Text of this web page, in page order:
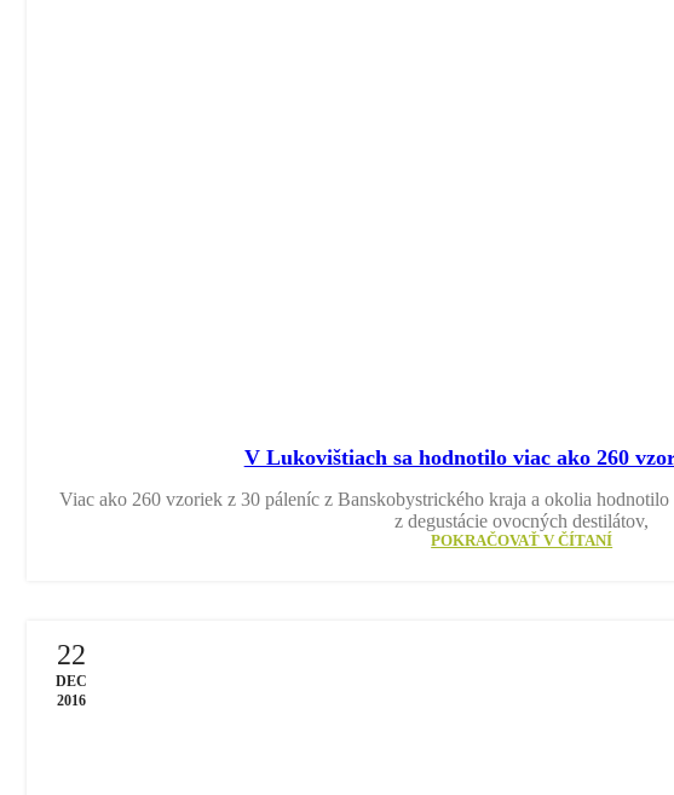
V Lukovištiach sa hodnotilo viac ako 260
Viac ako 260 vzoriek z 30 páleníc z Banskobystrického kraja a okolia
z degustácie ovocných destilátov,
POKRAČOVAŤ V ČÍTANÍ
22
DEC
2016